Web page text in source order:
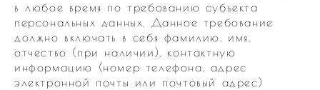
в любое время по требованию субъекта
персональных данных. Данное требование
должно включать в себя фамилию, имя,
отчество (при наличии), контактную
информацию (номер телефона, адрес
электронной почты или почтовый адрес)